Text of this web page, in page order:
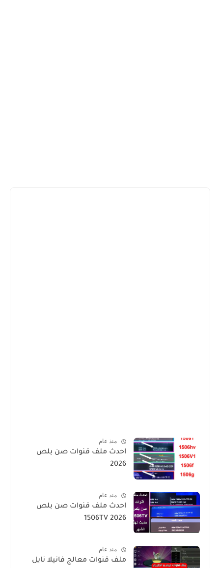
منذ عام
احدث ملف قنوات صن بلص
2026
منذ عام
احدث ملف قنوات صن بلص
1506TV 2026
منذ عام
ملف قنوات معالج فانيلا نايل